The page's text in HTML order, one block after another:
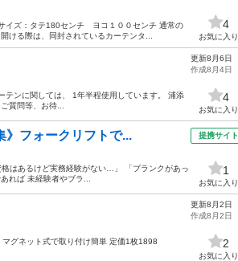
イズ：タテ180センチ ヨコ１００センチ 通常の
ける際は、同封されているカーテンタ...
4
お気に入り
テンに関しては、 1年半程使用しています。 浦添
質問等、お待...
更新8月6日
作成8月4日
4
お気に入り
》フォークリフトで...
あるけど実務経験がない…」 「ブランクがあっ
れば 未経験者やブラ...
提携サイト
1
お気に入り
グネット式で取り付け簡単 定価1枚1898
更新8月2日
作成8月2日
2
お気に入り